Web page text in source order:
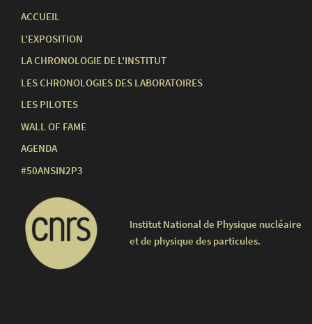
ACCUEIL
L'EXPOSITION
LA CHRONOLOGIE DE L'INSTITUT
LES CHRONOLOGIES DES LABORATOIRES
LES PILOTES
WALL OF FAME
AGENDA
#50ANSIN2P3
Institut National de Physique nucléaire
et de physique des particules.